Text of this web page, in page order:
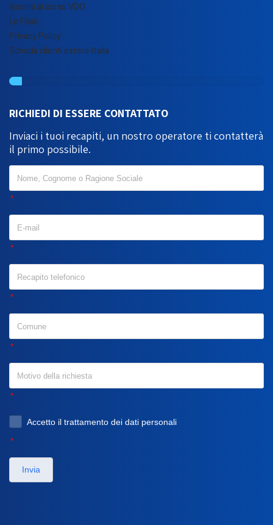
Iscriviti al corso VDO
Le Filiali
Privacy Policy
Scheda clienti estero-Italia
RICHIEDI DI ESSERE CONTATTATO
Inviaci i tuoi recapiti, un nostro operatore ti contatterà
il primo possibile.
Accetto il trattamento dei dati personali
Invia